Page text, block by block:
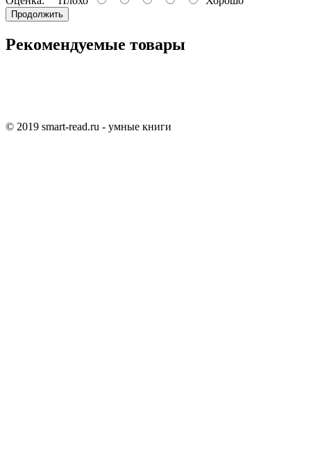
Продолжить
Рекомендуемые товары
© 2019 smart-read.ru - умные книги